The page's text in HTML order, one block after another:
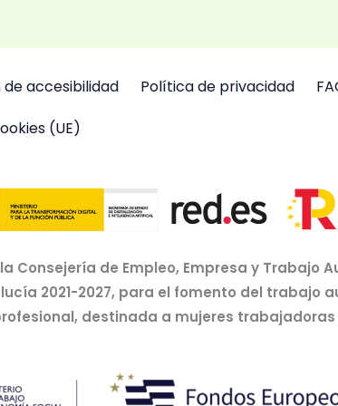
accesibilidad Política de privacidad
(UE)
Consejería de Empleo, Empresa y
2021-2027, para el fomento del trabajo
destinada a mujeres